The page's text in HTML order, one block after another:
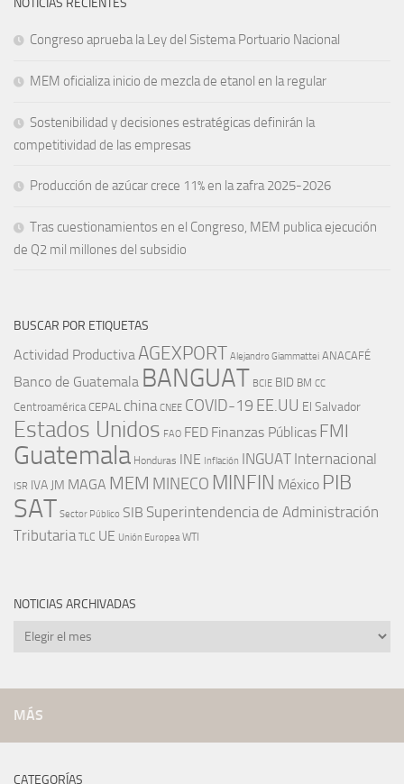
NOTICIAS RECIENTES
Congreso aprueba la Ley del Sistema Portuario Nacional
MEM oficializa inicio de mezcla de etanol en la regular
Sostenibilidad y decisiones estratégicas definirán la
competitividad de las empresas
Producción de azúcar crece 11% en la zafra 2025-2026
Tras cuestionamientos en el Congreso, MEM publica ejecución
de Q2 mil millones del subsidio
BUSCAR POR ETIQUETAS
Actividad ProductivaAGEXPORT Alejandro Giammattei ANACAFÉ
Banco de Guatemala BANGUAT BCIE BID BM CC
Centroamérica CEPAL china CNEE COVID-19 EE.UU El Salvador
Estados Unidos FAO FED Finanzas Públicas FMI
Guatemala Honduras INE Inflación INGUAT Internacional
ISR IVA JM MAGA MEM MINECO MINFIN México PIB
SAT Sector Público SIB Superintendencia de Administración
Tributaria TLC UE Unión Europea WTI
NOTICIAS ARCHIVADAS
Noticias
MÁS
CATEGORÍAS